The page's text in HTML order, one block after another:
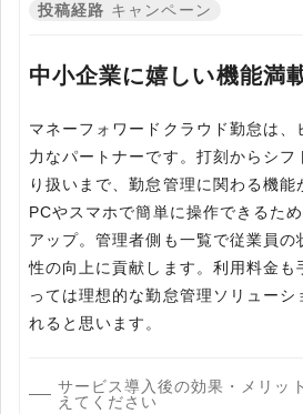
投稿経路 キャンペーン
中小企業に嬉しい機能満
マネーフォワードクラウド勤怠は、
力なパートナーです。打刻からシフ
り扱いまで、勤怠管理に関わる機能
PCやスマホで簡単に操作できるた
アップ。管理者側も一覧で従業員の
性の向上に貢献します。利用料金も
っては理想的な勤怠管理ソリューシ
れると思います。
サービス導入後の効果・メリッ
えてください